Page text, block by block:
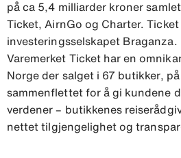
på ca 5,4 milliarder kroner
Ticket, AirnGo og Charter. Ticket
investeringsselskapet Braganza.
Varemerket Ticket har en
Norge der salget i 67 butikker,
sammenflettet for å gi kundene
verdener – butikkenes
nettet tilgjengelighet og